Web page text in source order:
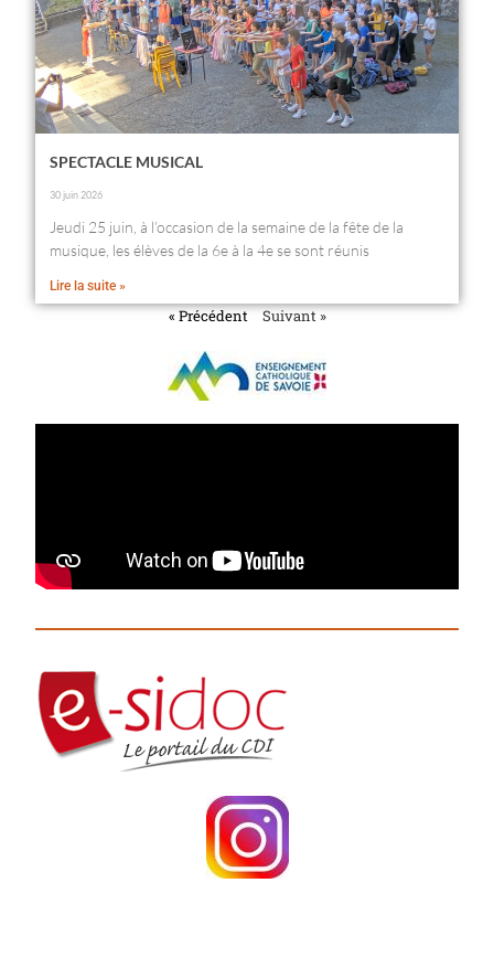
SPECTACLE MUSICAL
30 juin 2026
Jeudi 25 juin, à l’occasion de la semaine de la fête de la
musique, les élèves de la 6e à la 4e se sont réunis
Lire la suite »
« Précédent Suivant »